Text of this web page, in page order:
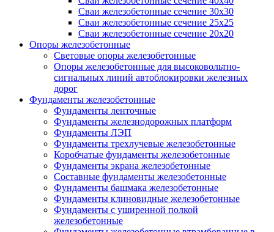
Сваи железобетонные сечение 30x30
Сваи железобетонные сечение 25x25
Сваи железобетонные сечение 20x20
Опоры железобетонные
Световые опоры железобетонные
Опоры железобетонные для высоковольтно-
сигнальных линий автоблокировки железных
дорог
Фундаменты железобетонные
Фундаменты ленточные
Фундаменты железнодорожных платформ
Фундаменты ЛЭП
Фундаменты трехлучевые железобетонные
Коробчатые фундаменты железобетонные
Фундаменты экрана железобетонные
Составные фундаменты железобетонные
Фундаменты башмака железобетонные
Фундаменты клиновидные железобетонные
Фундаменты с уширенной полкой
железобетонные